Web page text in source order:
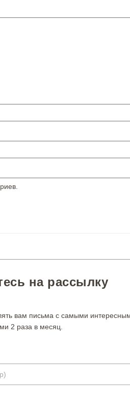
на рассылку
вам письма с самыми
2 раза в месяц.